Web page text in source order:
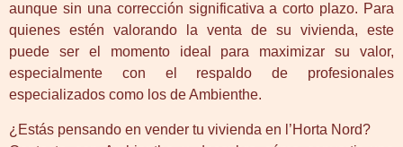
aunque sin una corrección significativa a corto plazo. Para
quienes estén valorando la venta de su vivienda, este
puede ser el momento ideal para maximizar su valor,
especialmente con el respaldo de profesionales
especializados como los de Ambienthe.
¿Estás pensando en vender tu vivienda en l’Horta Nord?